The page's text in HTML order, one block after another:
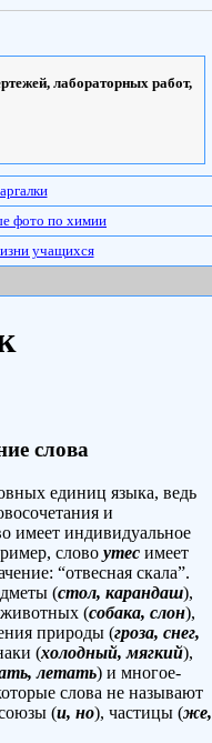
лабораторных работ,
фото по химии
учащихся
слова
единиц языка, ведь
и
имеет индивидуальное
слово утес имеет
“отвесная скала”.
(стол, карандаш),
(собака, слон),
природы (гроза, снег,
(холодный, мягкий),
летать) и многое-
слова не называют
(и, но), частицы (же,